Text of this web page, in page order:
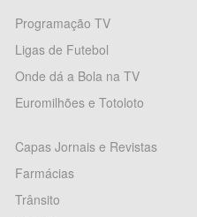
Programação TV
Ligas de Futebol
Onde dá a Bola na TV
Euromilhões e Totoloto
Capas Jornais e Revistas
Farmácias
Trânsito